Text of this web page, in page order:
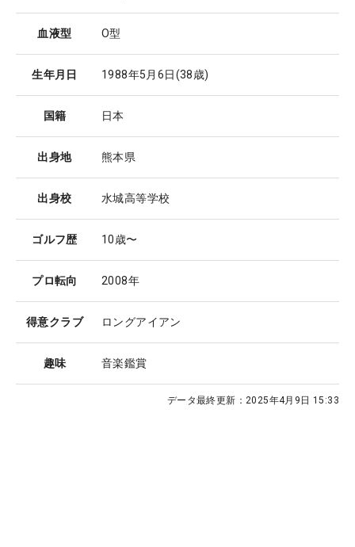
血液型 O型
生年月日 1988年5月6日(38歳)
国籍 日本
出身地 熊本県
出身校 水城高等学校
ゴルフ歴 10歳〜
プロ転向 2008年
得意クラブ ロングアイアン
趣味 音楽鑑賞
データ最終更新： 2025年4月9日 15:33